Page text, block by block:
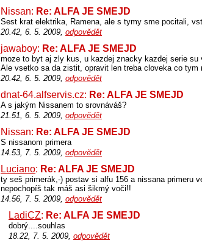
Nissan: Re: ALFA JE SMEJD
Sest krat elektrika, Ramena, ale s tymy sme pocitali,
20.42, 6. 5. 2009, odpovědět
jawaboy: Re: ALFA JE SMEJD
moze to byt aj zly kus, u kazdej znacky kazdej serie
Ale vsetko sa da zistit, opravit len treba cloveka co tym
20.42, 6. 5. 2009, odpovědět
dnat-64.alfservis.cz: Re: ALFA JE SMEJD
A s jakým Nissanem to srovnáváš?
21.51, 6. 5. 2009, odpovědět
Nissan: Re: ALFA JE SMEJD
S nissanom primera
14.53, 7. 5. 2009, odpovědět
Luciano: Re: ALFA JE SMEJD
ty seš primerák,-) postav si alfu 156 a nissana primeru
nepochopíš tak máš asi šikmý voči!!
14.56, 7. 5. 2009, odpovědět
LadiCZ: Re: ALFA JE SMEJD
dobrý....souhlas
18.22, 7. 5. 2009, odpovědět